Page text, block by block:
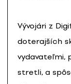
Vývojári z
doterajších
vydavateľmi,
stretli, a